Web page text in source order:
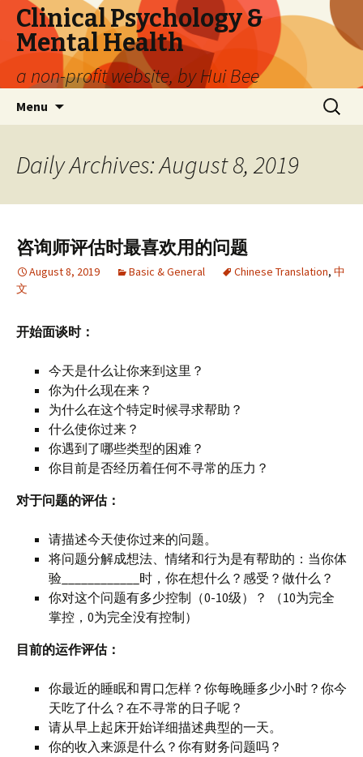
Clinical Psychology &
Mental Health
a non-profit website, by Hui Bee
Menu
Search
for:
Daily Archives: August 8, 2019
咨询师评估时最喜欢用的问题
August 8, 2019 Basic & General Chinese Translation, 中
文
开始面谈时：
今天是什么让你来到这里？
你为什么现在来？
为什么在这个特定时候寻求帮助？
什么使你过来？
你遇到了哪些类型的困难？
你目前是否经历着任何不寻常的压力？
对于问题的评估：
请描述今天使你过来的问题。
将问题分解成想法、情绪和行为是有帮助的：当你体
验____________时，你在想什么？感受？做什么？
你对这个问题有多少控制（0-10级）？ （10为完全
掌控，0为完全没有控制）
目前的运作评估：
你最近的睡眠和胃口怎样？你每晚睡多少小时？你今
天吃了什么？在不寻常的日子呢？
请从早上起床开始详细描述典型的一天。
你的收入来源是什么？你有财务问题吗？